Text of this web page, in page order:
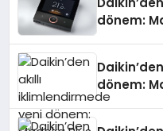
dönem:
dönem:
Daikin’in